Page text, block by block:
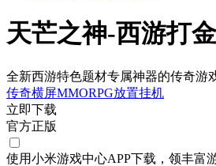
天芒之神-西游打
全新西游特色题材专属神器的传奇游
传奇横屏MMORPG放置挂机
立即下载
官方正版
使用小米游戏中心APP下载 ，领丰富